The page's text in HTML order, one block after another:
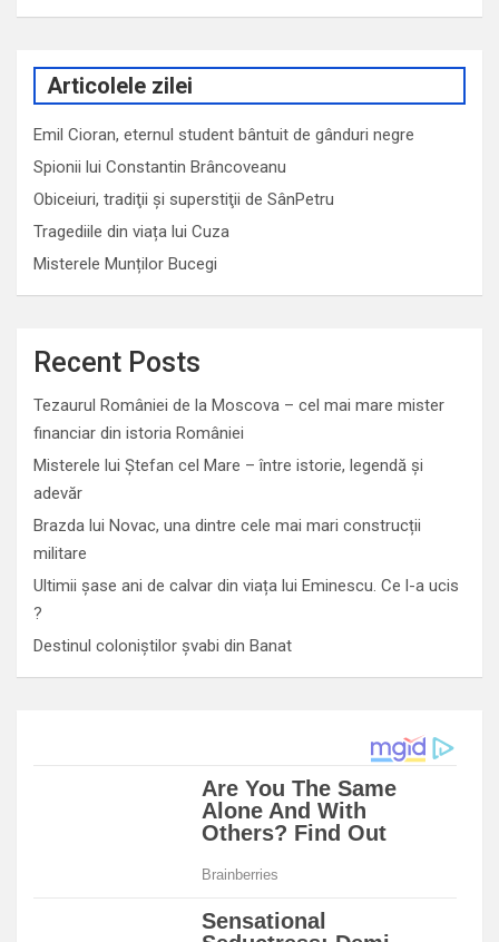
Articolele zilei
Emil Cioran, eternul student bântuit de gânduri negre
Spionii lui Constantin Brâncoveanu
Obiceiuri, tradiţii şi superstiţii de SânPetru
Tragediile din viața lui Cuza
Misterele Munților Bucegi
Recent Posts
Tezaurul României de la Moscova – cel mai mare mister
financiar din istoria României
Misterele lui Ștefan cel Mare – între istorie, legendă și
adevăr
Brazda lui Novac, una dintre cele mai mari construcții
militare
Ultimii șase ani de calvar din viața lui Eminescu. Ce l-a ucis
?
Destinul coloniștilor șvabi din Banat